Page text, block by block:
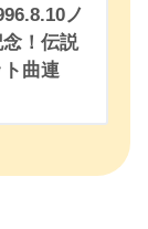
ノ
！伝説
曲連